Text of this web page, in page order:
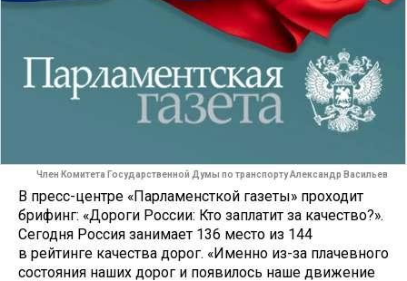
Член Комитета Государственной Думы по транспорту Александр Васильев
В пресс-центре «Парламенсткой газеты» проходит
брифинг: «Дороги России: Кто заплатит за качество?».
Сегодня Россия занимает 136 место из 144
в рейтинге качества дорог. «Именно из-за плачевного
состояния наших дорог и появилось наше движение